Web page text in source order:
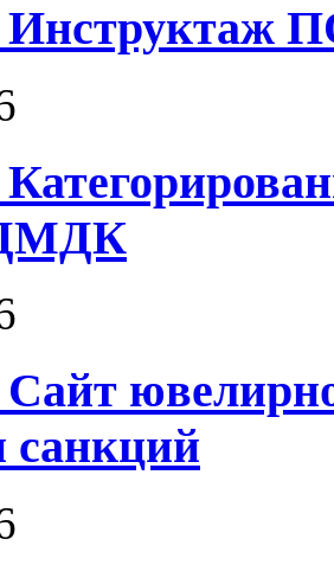
Инструктаж
ДМДК
санкций